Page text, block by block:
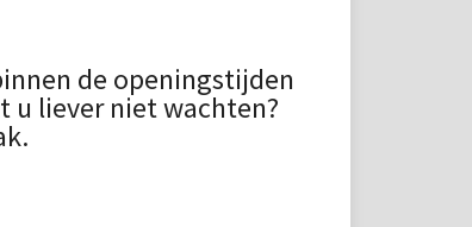
de openingstijden
u liever niet wachten?